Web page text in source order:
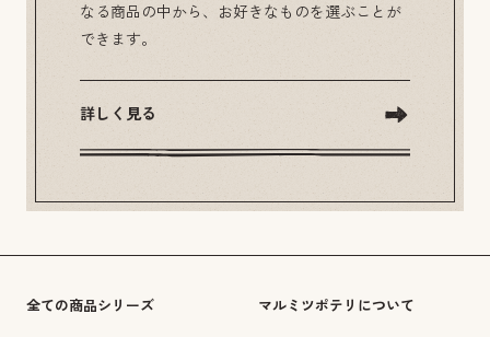
なる商品の中から、お好きなものを選ぶことが
できます。
詳しく見る
全ての商品シリーズ マルミツポテリについて